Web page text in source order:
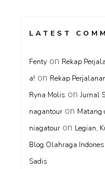
LATEST
Fenty on Rekap
a! on Rekap
Ryna Molis on Jurnal
nagantour on Matang
niagatour on Legian,
Blog Olahraga
Sadis